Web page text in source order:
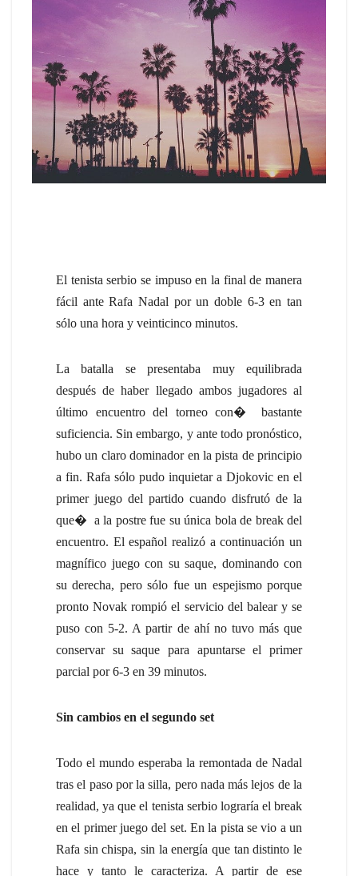
El tenista serbio se impuso en la final de manera
fácil ante Rafa Nadal por un doble 6-3 en tan
sólo una hora y veinticinco minutos.
La batalla se presentaba muy equilibrada
después de haber llegado ambos jugadores al
último encuentro del torneo con� bastante
suficiencia. Sin embargo, y ante todo pronóstico,
hubo un claro dominador en la pista de principio
a fin. Rafa sólo pudo inquietar a Djokovic en el
primer juego del partido cuando disfrutó de la
que� a la postre fue su única bola de break del
encuentro. El español realizó a continuación un
magnífico juego con su saque, dominando con
su derecha, pero sólo fue un espejismo porque
pronto Novak rompió el servicio del balear y se
puso con 5-2. A partir de ahí no tuvo más que
conservar su saque para apuntarse el primer
parcial por 6-3 en 39 minutos.
Sin cambios en el segundo set
Todo el mundo esperaba la remontada de Nadal
tras el paso por la silla, pero nada más lejos de la
realidad, ya que el tenista serbio lograría el break
en el primer juego del set. En la pista se vio a un
Rafa sin chispa, sin la energía que tan distinto le
hace y tanto le caracteriza. A partir de ese